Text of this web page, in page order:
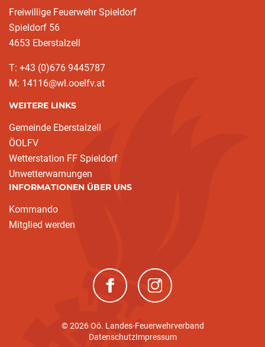
Freiwillige Feuerwehr Spieldorf
Spieldorf 56
4653 Eberstalzell
T: +43 (0)676 9445787
M: 14116@wl.ooelfv.at
WEITERE LINKS
Gemeinde Eberstalzell
ÖOLFV
Wetterstation FF Spieldorf
Unwetterwarnungen
INFORMATIONEN ÜBER UNS
Kommando
Mitglied werden
(neues Fenster)(neues Fenster)
© 2026 Oö. Landes-Feuerwehrverband
DatenschutzImpressum